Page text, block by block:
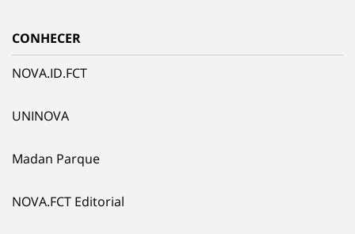
CONHECER
NOVA.ID.FCT
UNINOVA
Madan Parque
NOVA.FCT Editorial